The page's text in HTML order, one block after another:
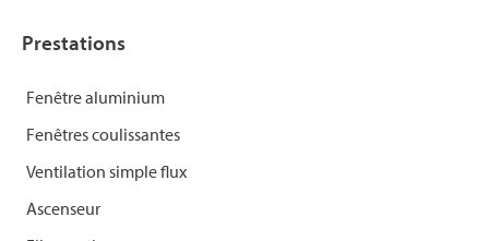
Prestations
Fenêtre aluminium
Fenêtres coulissantes
Ventilation simple flux
Ascenseur